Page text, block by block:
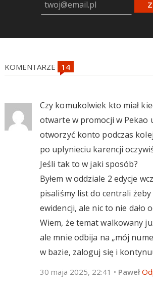
KOMENTARZE
Czy komukolwiek kto miał
otwarte w promocji w Pekao
otworzyć konto podczas
po uplynieciu karencji
Jeśli tak to w jaki sposób?
Byłem w oddziale 2 edycje
pisaliśmy list do centrali żeby
ewidencji, ale nic to nie dało
Wiem, że temat walkowany
ale mnie odbija na „mój
w bazie, zaloguj się i
30 maja 2025, 22:41 • Paweł